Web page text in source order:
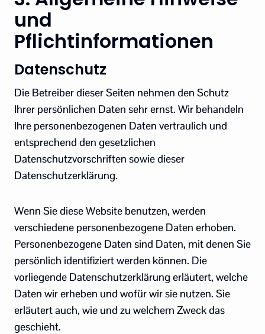
und
Pflichtinformationen
Datenschutz
Die Betreiber dieser Seiten nehmen den Schutz
Ihrer persönlichen Daten sehr ernst. Wir behandeln
Ihre personenbezogenen Daten vertraulich und
entsprechend den gesetzlichen
Datenschutzvorschriften sowie dieser
Datenschutzerklärung.
Wenn Sie diese Website benutzen, werden
verschiedene personenbezogene Daten erhoben.
Personenbezogene Daten sind Daten, mit denen Sie
persönlich identifiziert werden können. Die
vorliegende Datenschutzerklärung erläutert, welche
Daten wir erheben und wofür wir sie nutzen. Sie
erläutert auch, wie und zu welchem Zweck das
geschieht.